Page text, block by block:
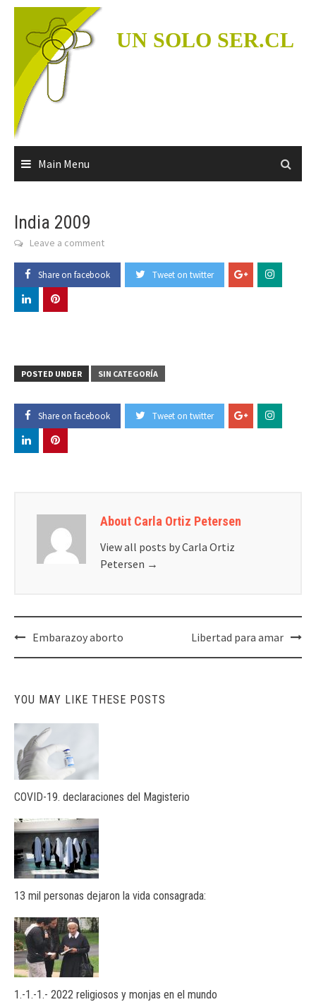
Skip
content
UN SOLO SER.CL
Main Menu
India 2009
Leave a comment
Share on facebook Tweet on twitter
POSTED UNDER SIN CATEGORÍA
Share on facebook Tweet on twitter
About Carla Ortiz Petersen
View all posts by Carla Ortiz
Petersen →
Post
navigation
Embarazoy aborto Libertad para amar
YOU MAY LIKE THESE POSTS
COVID-19. declaraciones del Magisterio
13 mil personas dejaron la vida consagrada:
1.-1.-1.- 2022 religiosos y monjas en el mundo